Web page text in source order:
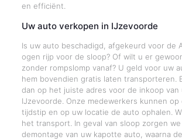
en efficiënt.
Uw auto verkopen in IJzevoorde
Is uw auto beschadigd, afgekeurd voor de
ogen rijp voor de sloop? Of wilt u er
zonder rompslomp vanaf? U geld voor uw
hem bovendien gratis laten transporteren.
dan op het juiste adres voor de inkoop van
IJzevoorde. Onze medewerkers kunnen op
tijdstip en op uw locatie de auto ophalen.
het transport. In geval van sloop zorgen
demontage van uw kapotte auto, waarna